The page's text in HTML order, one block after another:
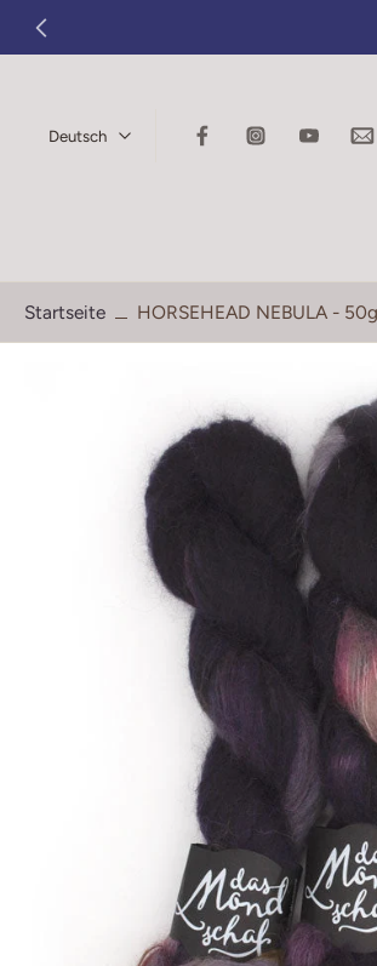
Zum
Inhalt
Deutsch
Startseite HORSEHEAD NEBULA -
Produktinformationen